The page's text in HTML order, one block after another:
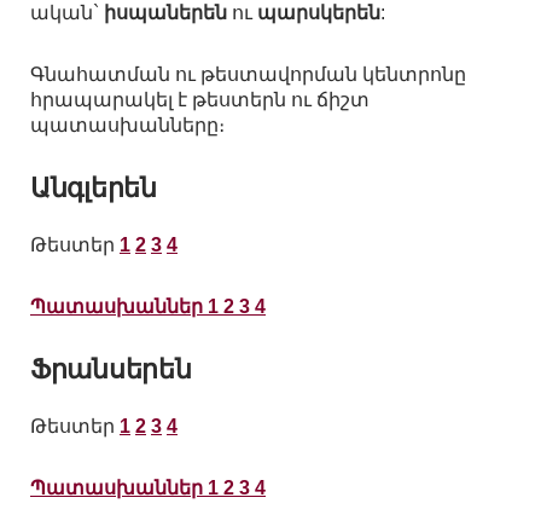
ական` իսպաներեն ու պարսկերեն:
Գնահատման ու թեստավորման կենտրոնը
հրապարակել է թեստերն ու ճիշտ
պատասխանները։
Անգլերեն
Թեստեր 1 2 3 4
Պատասխաններ 1 2 3 4
Ֆրանսերեն
Թեստեր 1 2 3 4
Պատասխաններ 1 2 3 4